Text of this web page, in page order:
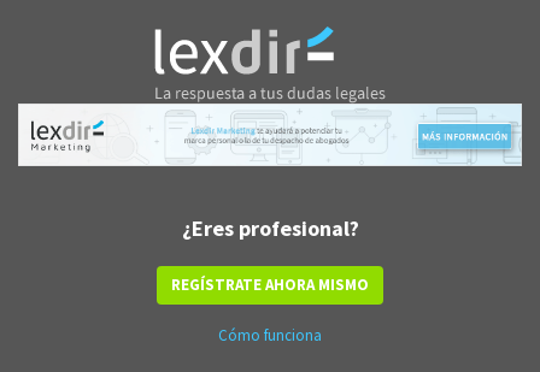
¿Eres profesional?
REGÍSTRATE AHORA MISMO
Cómo funciona